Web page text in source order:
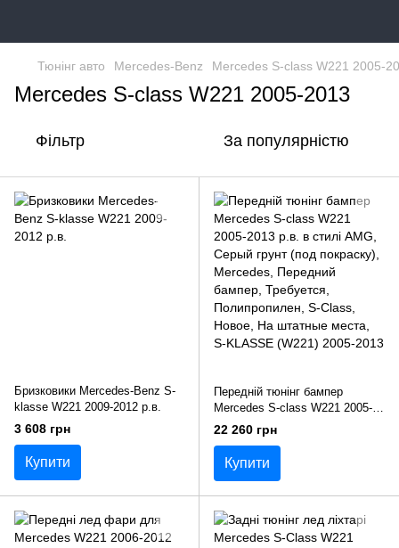
Тюнінг авто Mercedes-Benz Mercedes S-class W221 2005-
Mercedes S-class W221 2005-2013
Фільтр За популярністю
Бризковики Mercedes-Benz S-
klasse W221 2009-2012 р.в.
3 608 грн
Купити
Передній тюнінг бампер
Mercedes S-class W221 2005-
2013 р.в. в стилі AMG
22 260 грн
Купити